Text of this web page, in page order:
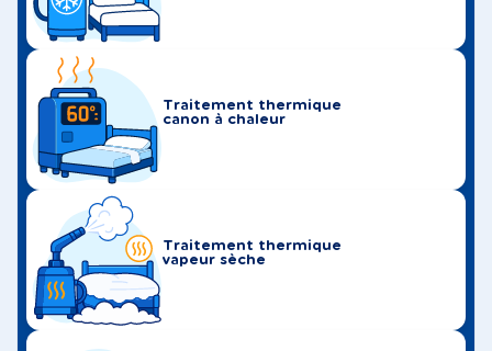
Traitement thermique
canon à chaleur
Traitement thermique
vapeur sèche